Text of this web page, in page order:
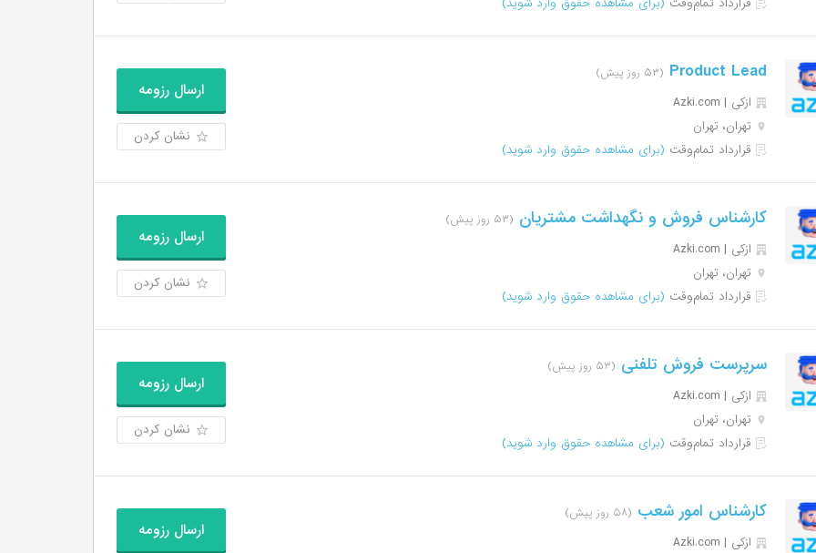
Product Lead (۵۳ روز پیش)
ازکی | Azki‌.com
تهران، تهران
قرارداد تمام‌وقت (برای مشاهده حقوق وارد شوید)
ارسال رزومه
نشان کردن
کارشناس فروش و نگهداشت مشتریان (۵۳ روز پیش)
ازکی | Azki‌.com
تهران، تهران
قرارداد تمام‌وقت (برای مشاهده حقوق وارد شوید)
ارسال رزومه
نشان کردن
سرپرست فروش تلفنی (۵۳ روز پیش)
ازکی | Azki‌.com
تهران، تهران
قرارداد تمام‌وقت (برای مشاهده حقوق وارد شوید)
ارسال رزومه
نشان کردن
کارشناس امور شعب (۵۸ روز پیش)
ازکی | Azki‌.com
ارسال رزومه